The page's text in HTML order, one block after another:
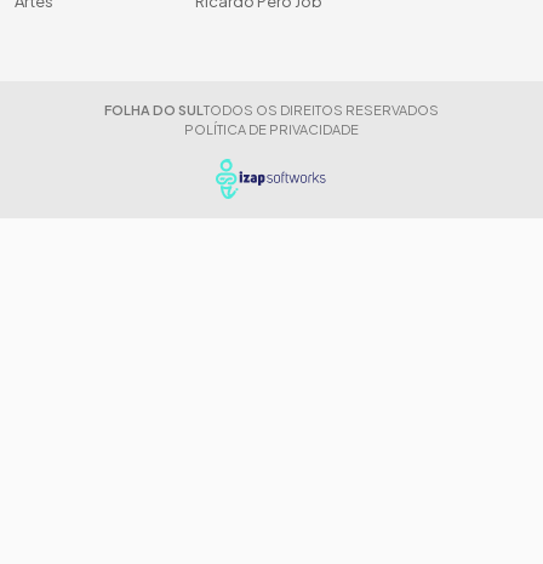
FOLHA DO SUL TODOS OS DIREITOS RESERVADOS
POLÍTICA DE PRIVACIDADE